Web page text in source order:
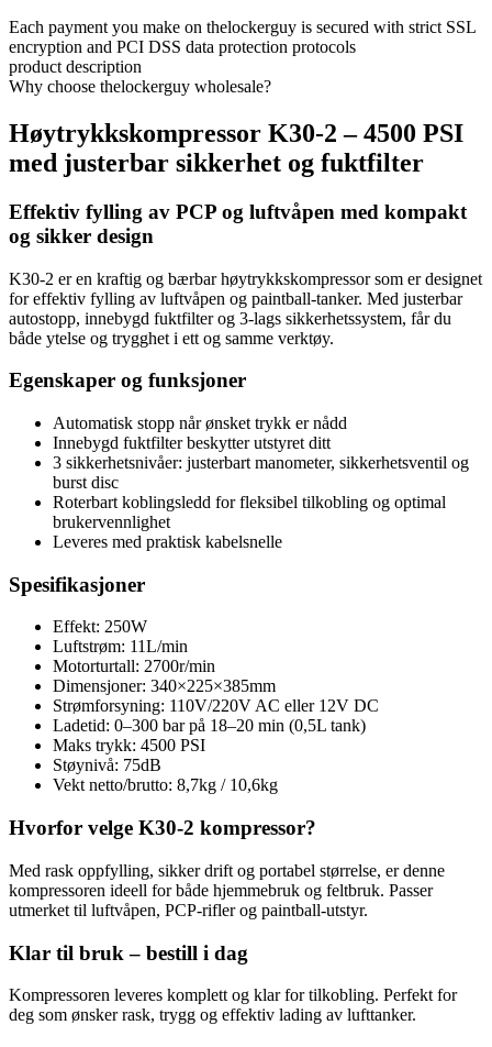
Each payment you make on thelockerguy is secured with strict SSL
encryption and PCI DSS data protection protocols
product description
Why choose thelockerguy wholesale?
Høytrykkskompressor K30-2 – 4500 PSI
med justerbar sikkerhet og fuktfilter
Effektiv fylling av PCP og luftvåpen med kompakt
og sikker design
K30-2 er en kraftig og bærbar høytrykkskompressor som er designet
for effektiv fylling av luftvåpen og paintball-tanker. Med justerbar
autostopp, innebygd fuktfilter og 3-lags sikkerhetssystem, får du
både ytelse og trygghet i ett og samme verktøy.
Egenskaper og funksjoner
Automatisk stopp når ønsket trykk er nådd
Innebygd fuktfilter beskytter utstyret ditt
3 sikkerhetsnivåer: justerbart manometer, sikkerhetsventil og
burst disc
Roterbart koblingsledd for fleksibel tilkobling og optimal
brukervennlighet
Leveres med praktisk kabelsnelle
Spesifikasjoner
Effekt: 250W
Luftstrøm: 11L/min
Motorturtall: 2700r/min
Dimensjoner: 340×225×385mm
Strømforsyning: 110V/220V AC eller 12V DC
Ladetid: 0–300 bar på 18–20 min (0,5L tank)
Maks trykk: 4500 PSI
Støynivå: 75dB
Vekt netto/brutto: 8,7kg / 10,6kg
Hvorfor velge K30-2 kompressor?
Med rask oppfylling, sikker drift og portabel størrelse, er denne
kompressoren ideell for både hjemmebruk og feltbruk. Passer
utmerket til luftvåpen, PCP-rifler og paintball-utstyr.
Klar til bruk – bestill i dag
Kompressoren leveres komplett og klar for tilkobling. Perfekt for
deg som ønsker rask, trygg og effektiv lading av lufttanker.